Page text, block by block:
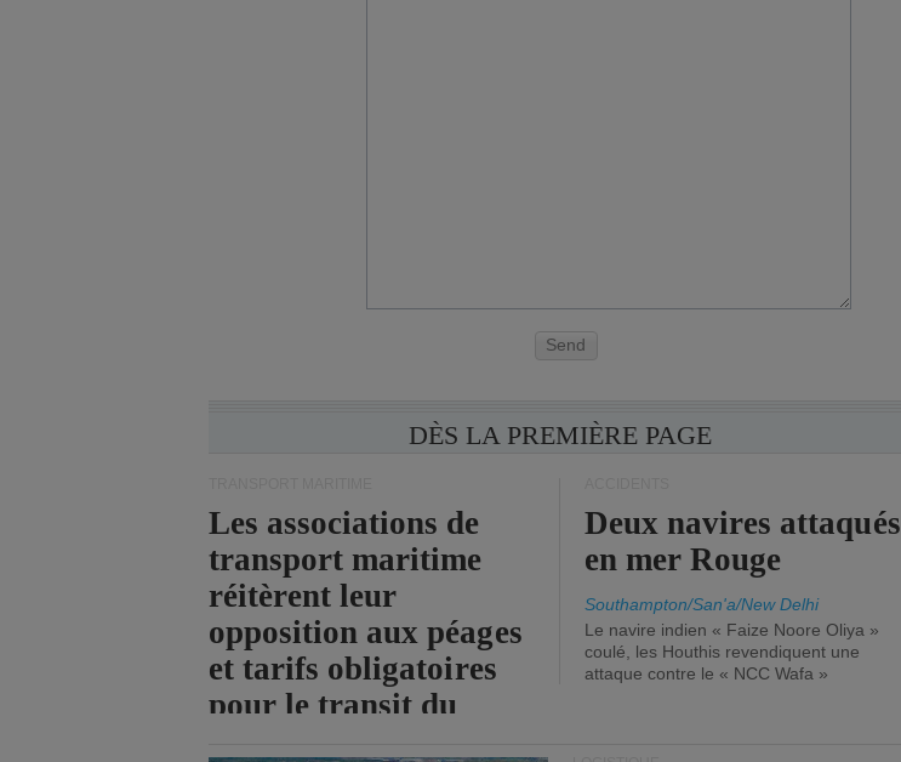
Send
DÈS LA PREMIÈRE PAGE
Les associations de
transport maritime
réitèrent leur
opposition aux péages
et tarifs obligatoires
pour le transit du
Deux navires attaqués
en mer Rouge
Southampton/San'a/New Delhi
Le navire indien « Faize Noore Oliya »
coulé, les Houthis revendiquent une
attaque contre le « NCC Wafa »